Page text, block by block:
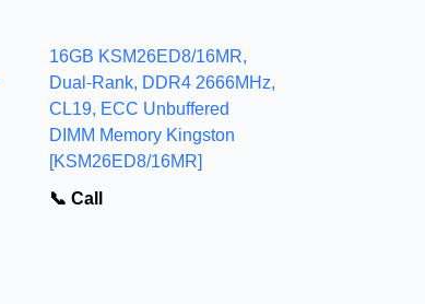
16GB KSM26ED8/16MR,
Dual-Rank, DDR4 2666MHz,
CL19, ECC Unbuffered
DIMM Memory Kingston
[KSM26ED8/16MR]
📞 Call